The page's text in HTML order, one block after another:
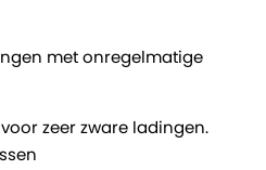
met onregelmatige
zeer zware ladingen.